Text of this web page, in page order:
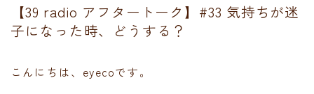
【39 radio アフタートーク】#33 気持ちが迷
子になった時、どうする？
こんにちは、eyecoです。